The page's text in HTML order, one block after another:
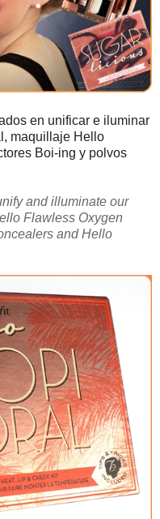
en unificar e iluminar
maquillaje Hello
Boi-ing y polvos
and illuminate our
Flawless Oxygen
and Hello